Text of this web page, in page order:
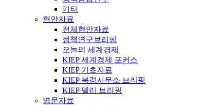
기타
현안자료
전체현안자료
정책연구브리핑
오늘의 세계경제
KIEP 세계경제 포커스
KIEP 기초자료
KIEP 북경사무소 브리핑
KIEP 델리 브리핑
영문자료